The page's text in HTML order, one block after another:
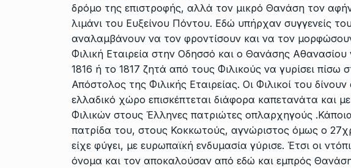
δρόμο της επιστροφής, αλλά τον μικρό Θανάση τον
λιμάνι του Ευξείνου Πόντου. Εδώ υπήρχαν συγγενείς
αναλαμβάνουν να τον φροντίσουν και να τον
Φιλική Εταιρεία στην Οδησσό και ο Θανάσης Αθανασίου
1816 ή το 1817 ζητά από τους Φιλικούς να γυρίσει
Απόστολος της Φιλικής Εταιρείας. Οι Φιλικοί του
ελλαδικό χώρο επισκέπτεται διάφορα καπετανάτα και
Φιλικών στους Έλληνες πατριώτες οπλαρχηγούς .Κάποια
πατρίδα του, στους Κοκκωτούς, αγνώριστος όμως ο
είχε φύγει, με ευρωπαϊκή ενδυμασία γύρισε. Έτσι οι
όνομα και τον αποκαλούσαν από εδώ και εμπρός